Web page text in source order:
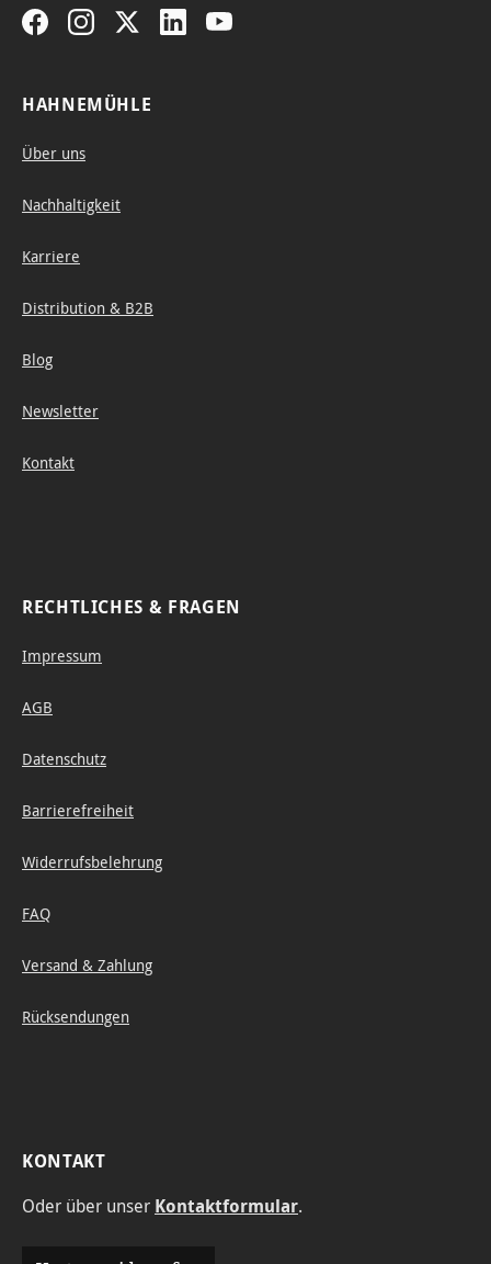
HAHNEMÜHLE
Über uns
Nachhaltigkeit
Karriere
Distribution & B2B
Blog
Newsletter
Kontakt
RECHTLICHES & FRAGEN
Impressum
AGB
Datenschutz
Barrierefreiheit
Widerrufsbelehrung
FAQ
Versand & Zahlung
Rücksendungen
KONTAKT
Oder über unser Kontaktformular.